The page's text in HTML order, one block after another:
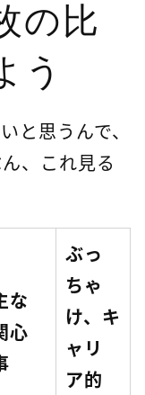
の比
う
と思うんで、
、これ見る
な
心
ぶっ
ちゃ
け、キ
ャリ
ア的